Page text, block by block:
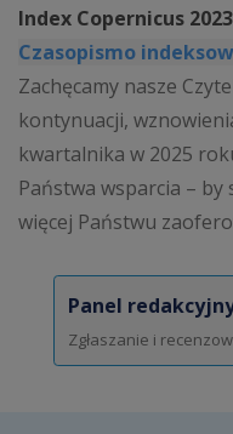
Index Copernicus
Czasopismo
Zachęcamy nasze
kontynuacji,
kwartalnika w 2025
Państwa wsparcia – by
więcej Państwu
Panel
Zgłaszanie i